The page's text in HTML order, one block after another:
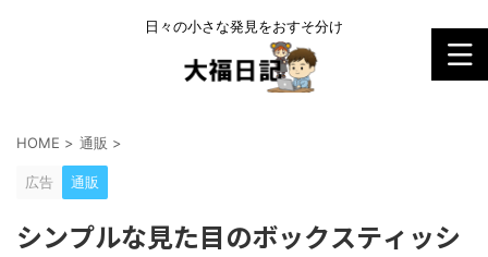
日々の小さな発見をおすそ分け
HOME > 通販 >
広告 通販
シンプルな見た目のボックスティッシ